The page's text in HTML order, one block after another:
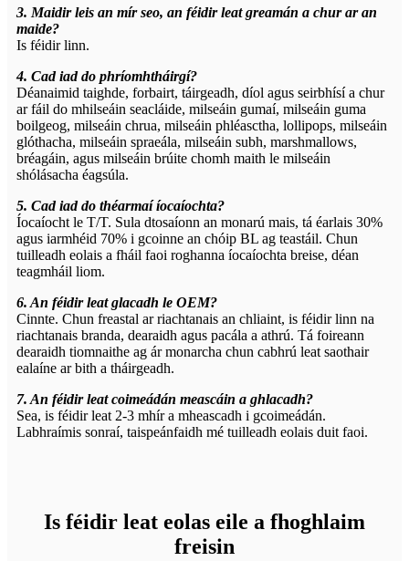
3. Maidir leis an mír seo, an féidir leat greamán a chur ar an
maide?
Is féidir linn.
4. Cad iad do phríomhtháirgí?
Déanaimid taighde, forbairt, táirgeadh, díol agus seirbhísí a chur
ar fáil do mhilseáin seacláide, milseáin gumaí, milseáin guma
boilgeog, milseáin chrua, milseáin phléasctha, lollipops, milseáin
glóthacha, milseáin spraeála, milseáin subh, marshmallows,
bréagáin, agus milseáin brúite chomh maith le milseáin
shólásacha éagsúla.
5. Cad iad do théarmaí íocaíochta?
Íocaíocht le T/T. Sula dtosaíonn an monarú mais, tá éarlais 30%
agus iarmhéid 70% i gcoinne an chóip BL ag teastáil. Chun
tuilleadh eolais a fháil faoi roghanna íocaíochta breise, déan
teagmháil liom.
6. An féidir leat glacadh le OEM?
Cinnte. Chun freastal ar riachtanais an chliaint, is féidir linn na
riachtanais branda, dearaidh agus pacála a athrú. Tá foireann
dearaidh tiomnaithe ag ár monarcha chun cabhrú leat saothair
ealaíne ar bith a tháirgeadh.
7. An féidir leat coimeádán meascáin a ghlacadh?
Sea, is féidir leat 2-3 mhír a mheascadh i gcoimeádán.
Labhraímis sonraí, taispeánfaidh mé tuilleadh eolais duit faoi.
Is féidir leat eolas eile a fhoghlaim
freisin